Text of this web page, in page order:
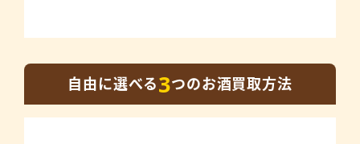
自由に選べる3つのお酒買取方法